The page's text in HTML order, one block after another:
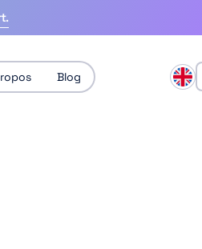
Blog